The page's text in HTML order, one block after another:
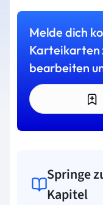
Melde dich
Karteikarten
bearbeiten
Springe
Kapitel